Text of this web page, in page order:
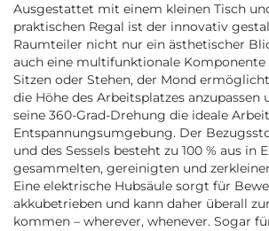
Ausgestattet mit einem kleinen Tisch
praktischen Regal ist der innovativ
Raumteiler nicht nur ein ästhetischer
auch eine multifunktionale Komponente
Sitzen oder Stehen, der Mond
die Höhe des Arbeitsplatzes anzupassen
seine 360-Grad-Drehung die ideale
Entspannungsumgebung. Der
und des Sessels besteht zu 100 % aus in
gesammelten, gereinigten und
Eine elektrische Hubsäule sorgt für
akkubetrieben und kann daher überall
kommen – wherever, whenever. Sogar